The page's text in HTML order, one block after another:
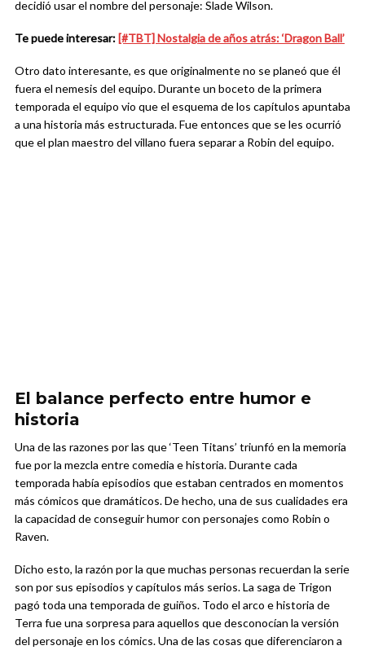
decidió usar el nombre del personaje: Slade Wilson.
Te puede interesar: [#TBT] Nostalgia de años atrás: ‘Dragon Ball’
Otro dato interesante, es que originalmente no se planeó que él
fuera el nemesis del equipo. Durante un boceto de la primera
temporada el equipo vio que el esquema de los capítulos apuntaba
a una historia más estructurada. Fue entonces que se les ocurrió
que el plan maestro del villano fuera separar a Robin del equipo.
El balance perfecto entre humor e
historia
Una de las razones por las que ‘Teen Titans’ triunfó en la memoria
fue por la mezcla entre comedia e historia. Durante cada
temporada había episodios que estaban centrados en momentos
más cómicos que dramáticos. De hecho, una de sus cualidades era
la capacidad de conseguir humor con personajes como Robin o
Raven.
Dicho esto, la razón por la que muchas personas recuerdan la serie
son por sus episodios y capítulos más serios. La saga de Trigon
pagó toda una temporada de guiños. Todo el arco e historia de
Terra fue una sorpresa para aquellos que desconocían la versión
del personaje en los cómics. Una de las cosas que diferenciaron a